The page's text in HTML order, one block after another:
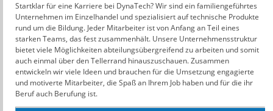
Startklar für eine Karriere bei DynaTech? Wir sind ein familiengeführtes
Unternehmen im Einzelhandel und spezialisiert auf technische Produkte
rund um die Bildung. Jeder Mitarbeiter ist von Anfang an Teil eines
starken Teams, das fest zusammenhält. Unsere Unternehmensstruktur
bietet viele Möglichkeiten abteilungsübergreifend zu arbeiten und somit
auch einmal über den Tellerrand hinauszuschauen. Zusammen
entwickeln wir viele Ideen und brauchen für die Umsetzung engagierte
und motiverte Mitarbeiter, die Spaß an Ihrem Job haben und für die ihr
Beruf auch Berufung ist.